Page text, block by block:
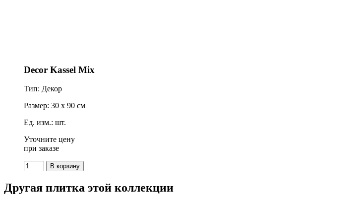
Decor Kassel Mix
Тип: Декор
Размер: 30 x 90 см
Ед. изм.: шт.
Уточните цену
при заказе
Другая плитка этой коллекции